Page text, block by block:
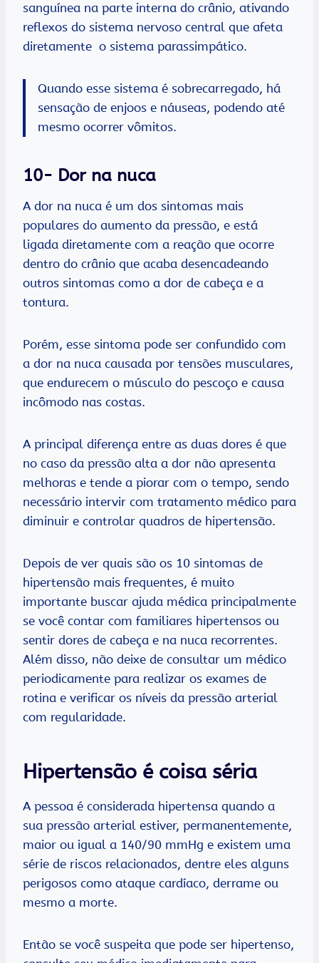
sanguínea na parte interna do crânio, ativando
reflexos do sistema nervoso central que afeta
diretamente o sistema parassimpático.
Quando esse sistema é sobrecarregado, há
sensação de enjoos e náuseas, podendo até
mesmo ocorrer vômitos.
10- Dor na nuca
A dor na nuca é um dos sintomas mais
populares do aumento da pressão, e está
ligada diretamente com a reação que ocorre
dentro do crânio que acaba desencadeando
outros sintomas como a dor de cabeça e a
tontura.
Porém, esse sintoma pode ser confundido com
a dor na nuca causada por tensões musculares,
que endurecem o músculo do pescoço e causa
incômodo nas costas.
A principal diferença entre as duas dores é que
no caso da pressão alta a dor não apresenta
melhoras e tende a piorar com o tempo, sendo
necessário intervir com tratamento médico para
diminuir e controlar quadros de hipertensão.
Depois de ver quais são os 10 sintomas de
hipertensão mais frequentes, é muito
importante buscar ajuda médica principalmente
se você contar com familiares hipertensos ou
sentir dores de cabeça e na nuca recorrentes.
Além disso, não deixe de consultar um médico
periodicamente para realizar os exames de
rotina e verificar os níveis da pressão arterial
com regularidade.
Hipertensão é coisa séria
A pessoa é considerada hipertensa quando a
sua pressão arterial estiver, permanentemente,
maior ou igual a 140/90 mmHg e existem uma
série de riscos relacionados, dentre eles alguns
perigosos como ataque cardíaco, derrame ou
mesmo a morte.
Então se você suspeita que pode ser hipertenso,